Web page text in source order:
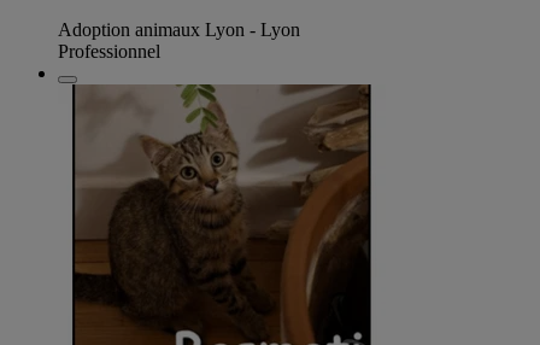
Adoption animaux Lyon - Lyon
Professionnel